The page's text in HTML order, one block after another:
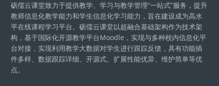
砺儒云课堂致力于提供教学、学习与教学管理“一站式”服务，提升
教师信息化教学能力和学生信息化学习能力，旨在建设成为高水
平在线课程学习平台。砺儒云课堂以超融合基础架构作为技术架
构，基于国际化开源教学平台Moodle，实现与多种校内信息化平
台对接，实现利用教学大数据对学生进行跟踪反馈，具有功能插
件多样、数据跟踪详细、开源式、扩展性能优异、维护简单等优
点。